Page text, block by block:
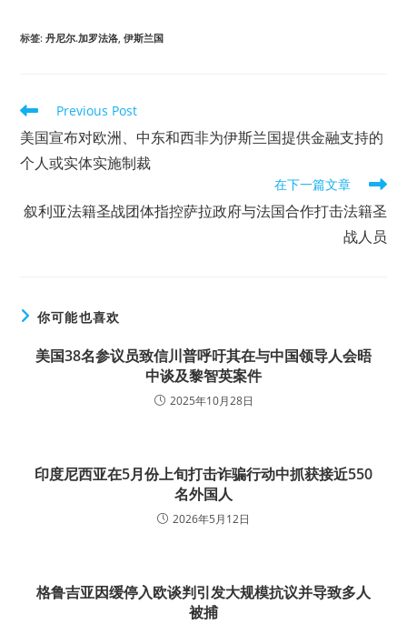
标签:丹尼尔.加罗法洛 伊斯兰国
Read
more
articles
Previous Post
美国宣布对欧洲、中东和西非为伊斯兰国提供金融支持的
个人或实体实施制裁
在下一篇文章
叙利亚法籍圣战团体指控萨拉政府与法国合作打击法籍圣
战人员
你可能也喜欢
美国38名参议员致信川普呼吁其在与中国领导人会晤
中谈及黎智英案件
2025年10月28日
印度尼西亚在5月份上旬打击诈骗行动中抓获接近550
名外国人
2026年5月12日
格鲁吉亚因缓停入欧谈判引发大规模抗议并导致多人
被捕